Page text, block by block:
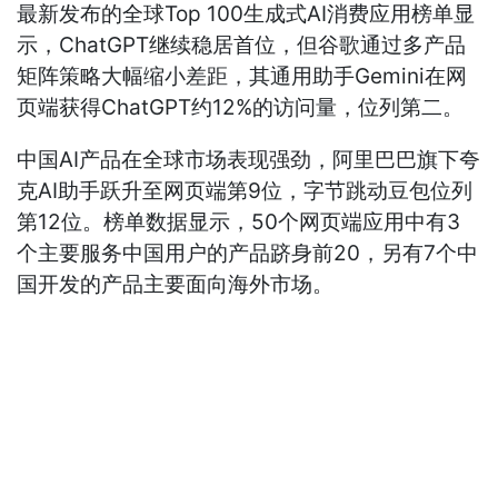
最新发布的全球Top 100生成式AI消费应用榜单显
示，ChatGPT继续稳居首位，但谷歌通过多产品
矩阵策略大幅缩小差距，其通用助手Gemini在网
页端获得ChatGPT约12%的访问量，位列第二。
中国AI产品在全球市场表现强劲，阿里巴巴旗下夸
克AI助手跃升至网页端第9位，字节跳动豆包位列
第12位。榜单数据显示，50个网页端应用中有3
个主要服务中国用户的产品跻身前20，另有7个中
国开发的产品主要面向海外市场。